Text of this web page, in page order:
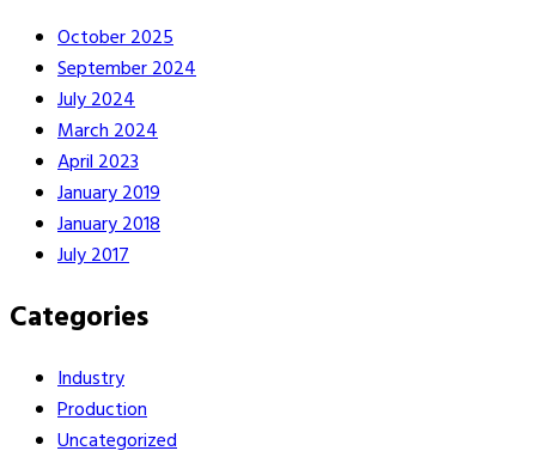
October 2025
September 2024
July 2024
March 2024
April 2023
January 2019
January 2018
July 2017
Categories
Industry
Production
Uncategorized